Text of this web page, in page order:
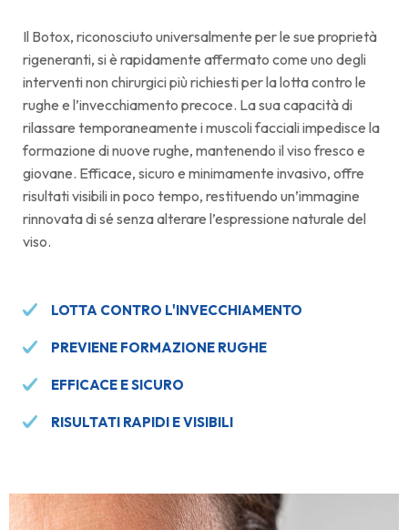
Il Botox, riconosciuto universalmente per le sue proprietà
rigeneranti, si è rapidamente affermato come uno degli
interventi non chirurgici più richiesti per la lotta contro le
rughe e l’invecchiamento precoce. La sua capacità di
rilassare temporaneamente i muscoli facciali impedisce la
formazione di nuove rughe, mantenendo il viso fresco e
giovane. Efficace, sicuro e minimamente invasivo, offre
risultati visibili in poco tempo, restituendo un’immagine
rinnovata di sé senza alterare l’espressione naturale del
viso.
LOTTA CONTRO L'INVECCHIAMENTO
PREVIENE FORMAZIONE RUGHE
EFFICACE E SICURO
RISULTATI RAPIDI E VISIBILI